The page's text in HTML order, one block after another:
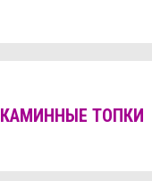
КАМИННЫЕ ТОПКИ